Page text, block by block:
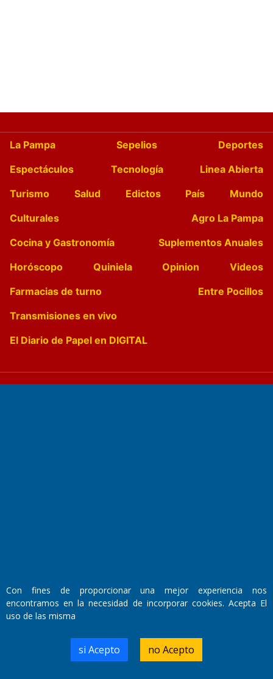
La Pampa Sepelios
Deportes
Espectáculos
Tecnología
Linea Abierta
Turismo
Salud Edictos País
Mundo
Culturales
Agro La Pampa
Cocina y Gastronomía
Suplementos Anuales
Horóscopo
Quiniela Opinion
Videos
Farmacias de turno
Entre Pocillos
Transmisiones en vivo
El Diario de Papel en DIGITAL
Santa Rosa, La Pampa.
Número de Registro DNDA:
RL-2019-55551274-APN-DNDA#MJ
Con fines de proporcionar una mejor experiencia nos
encontramos en la necesidad de incorporar cookies. Acepta El
uso de las misma
si Acepto no Acepto